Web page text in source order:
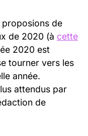
proposions de
de 2020 (à cette
2020 est
tourner vers les
année.
attendus par
de